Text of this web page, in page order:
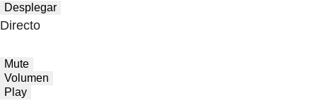
Desplegar
Directo
Mute
Volumen
Play